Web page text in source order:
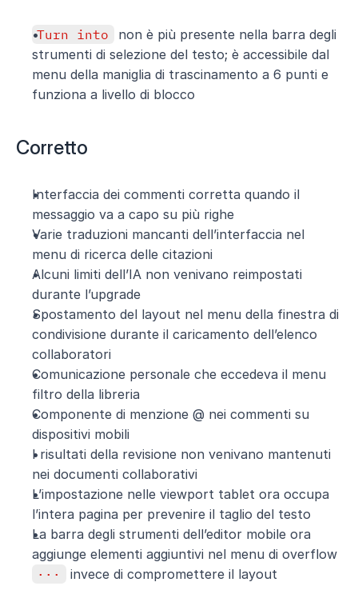
Turn into
non è più presente nella barra degli
strumenti di selezione del testo; è accessibile dal
menu della maniglia di trascinamento a 6 punti e
funziona a livello di blocco
Corretto
Interfaccia dei commenti corretta quando il
messaggio va a capo su più righe
Varie traduzioni mancanti dell’interfaccia nel
menu di ricerca delle citazioni
Alcuni limiti dell’IA non venivano reimpostati
durante l’upgrade
Spostamento del layout nel menu della finestra di
condivisione durante il caricamento dell’elenco
collaboratori
Comunicazione personale che eccedeva il menu
filtro della libreria
Componente di menzione @ nei commenti su
dispositivi mobili
I risultati della revisione non venivano mantenuti
nei documenti collaborativi
L’impostazione nelle viewport tablet ora occupa
l’intera pagina per prevenire il taglio del testo
La barra degli strumenti dell’editor mobile ora
···
invece di compromettere il layout